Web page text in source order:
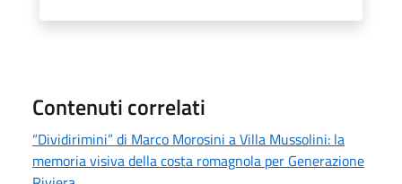
Contenuti correlati
“Dividirimini” di Marco Morosini a Villa Mussolini: la
memoria visiva della costa romagnola per Generazione